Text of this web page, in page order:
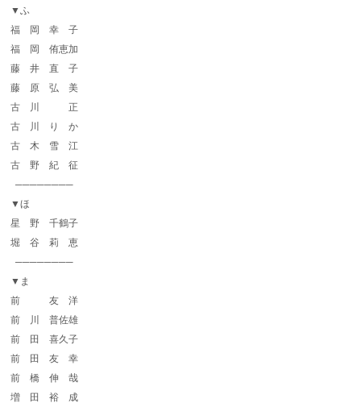
▼ふ
福 岡 幸 子
福 岡 侑恵加
藤 井 直 子
藤 原 弘 美
古 川 正
古 川 り か
古 木 雪 江
古 野 紀 征
────────
▼ほ
星 野 千鶴子
堀 谷 莉 恵
────────
▼ま
前 友 洋
前 川 普佐雄
前 田 喜久子
前 田 友 幸
前 橋 伸 哉
増 田 裕 成